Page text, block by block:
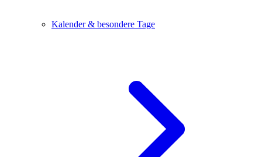
Kalender & besondere Tage